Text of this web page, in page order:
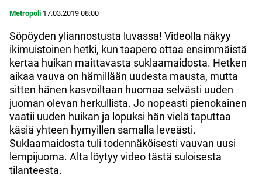
Metropoli 17.03.2019 08:00
Söpöyden yliannostusta luvassa! Videolla näkyy
ikimuistoinen hetki, kun taapero ottaa ensimmäistä
kertaa huikan maittavasta suklaamaidosta. Hetken
aikaa vauva on hämillään uudesta mausta, mutta
sitten hänen kasvoiltaan huomaa selvästi uuden
juoman olevan herkullista. Jo nopeasti pienokainen
vaatii uuden huikan ja lopuksi hän vielä taputtaa
käsiä yhteen hymyillen samalla leveästi.
Suklaamaidosta tuli todennäköisesti vauvan uusi
lempijuoma. Alta löytyy video tästä suloisesta
tilanteesta.